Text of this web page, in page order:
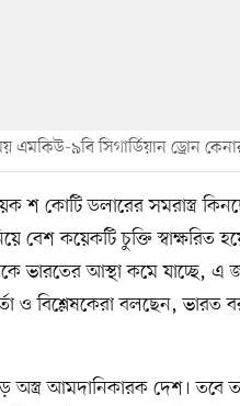
এমকিউ-৯বি সিগার্ডিয়ান ড্রোন
শ কোটি ডলারের সমরাস্ত্র
বেশ কয়েকটি চুক্তি স্বাক্ষরিত
ভারতের আস্থা কমে যাচ্ছে, এ
ও বিশ্লেষকেরা বলছেন, ভারত
অস্ত্র আমদানিকারক দেশ।